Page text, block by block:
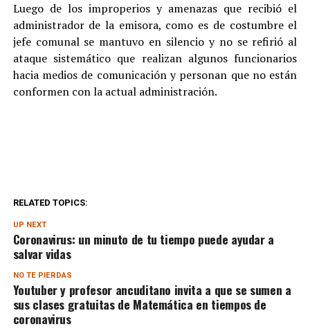
Luego de los improperios y amenazas que recibió el
administrador de la emisora, como es de costumbre el
jefe comunal se mantuvo en silencio y no se refirió al
ataque sistemático que realizan algunos funcionarios
hacia medios de comunicación y personan que no están
conformen con la actual administración.
RELATED TOPICS:
UP NEXT
Coronavirus: un minuto de tu tiempo puede ayudar a
salvar vidas
NO TE PIERDAS
Youtuber y profesor ancuditano invita a que se sumen a
sus clases gratuitas de Matemática en tiempos de
coronavirus